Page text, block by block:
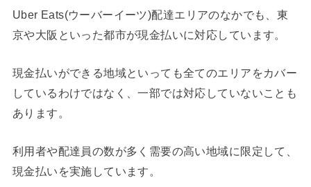
Uber Eats(ウーバーイーツ)配達エリアのなかでも、東
京や大阪といった都市が現金払いに対応しています。
現金払いができる地域といっても全てのエリアをカバー
しているわけではなく、一部では対応していないことも
あります。
利用者や配達員の数が多く需要の高い地域に限定して、
現金払いを実施しています。